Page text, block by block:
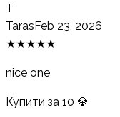
T
TarasFeb 23, 2026
★★★★★
nice one
Купити за 10 💎